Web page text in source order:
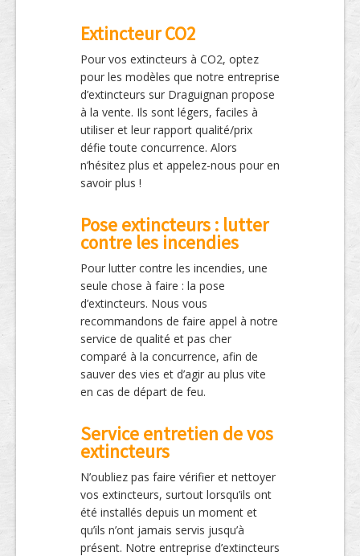
Extincteur CO2
Pour vos extincteurs à CO2, optez
pour les modèles que notre entreprise
d’extincteurs sur Draguignan propose
à la vente. Ils sont légers, faciles à
utiliser et leur rapport qualité/prix
défie toute concurrence. Alors
n’hésitez plus et appelez-nous pour en
savoir plus !
Pose extincteurs : lutter
contre les incendies
Pour lutter contre les incendies, une
seule chose à faire : la pose
d’extincteurs. Nous vous
recommandons de faire appel à notre
service de qualité et pas cher
comparé à la concurrence, afin de
sauver des vies et d’agir au plus vite
en cas de départ de feu.
Service entretien de vos
extincteurs
N’oubliez pas faire vérifier et nettoyer
vos extincteurs, surtout lorsqu’ils ont
été installés depuis un moment et
qu’ils n’ont jamais servis jusqu’à
présent. Notre entreprise d’extincteurs